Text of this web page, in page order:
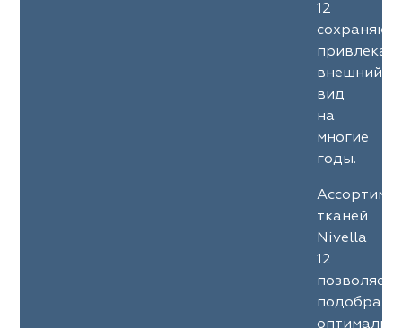
12
сохраняют
внешний
вид
на
многие
годы.
тканей
Nivella
12
позволяет
подобрать